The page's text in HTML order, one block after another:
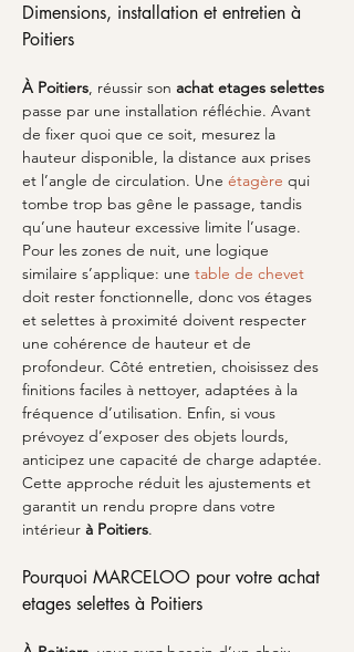
Dimensions, installation et entretien à
Poitiers
À Poitiers, réussir son achat etages selettes
passe par une installation réfléchie. Avant
de fixer quoi que ce soit, mesurez la
hauteur disponible, la distance aux prises
et l’angle de circulation. Une étagère qui
tombe trop bas gêne le passage, tandis
qu’une hauteur excessive limite l’usage.
Pour les zones de nuit, une logique
similaire s’applique: une table de chevet
doit rester fonctionnelle, donc vos étages
et selettes à proximité doivent respecter
une cohérence de hauteur et de
profondeur. Côté entretien, choisissez des
finitions faciles à nettoyer, adaptées à la
fréquence d’utilisation. Enfin, si vous
prévoyez d’exposer des objets lourds,
anticipez une capacité de charge adaptée.
Cette approche réduit les ajustements et
garantit un rendu propre dans votre
intérieur à Poitiers.
Pourquoi MARCELOO pour votre achat
etages selettes à Poitiers